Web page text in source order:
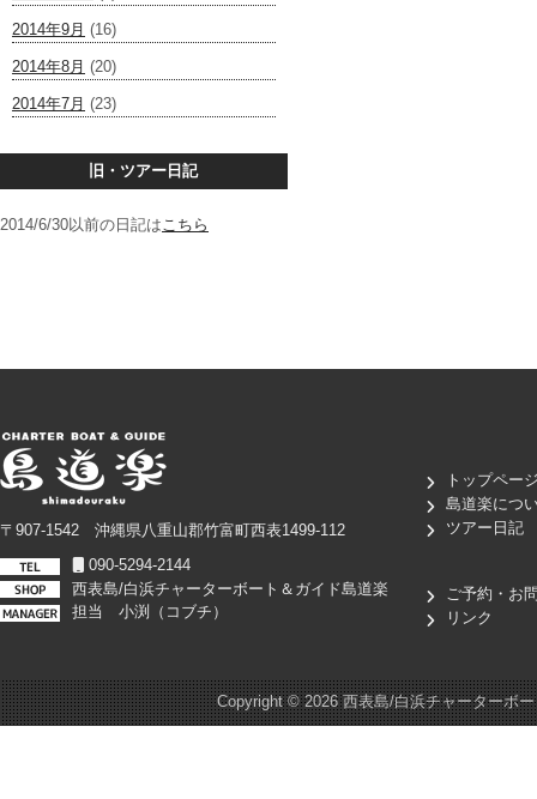
2014年9月 (16)
2014年8月 (20)
2014年7月 (23)
旧・ツアー日記
2014/6/30以前の日記はこちら
〒907-1542 沖縄県八重山郡竹富町西表1499-112
090-5294-2144
西表島/白浜チャーターボート＆ガイド島道楽
担当 小渕（コブチ）
トップペー
島道楽につ
ツアー日記
ご予約・お
リンク
Copyright ©2026 西表島/白浜チャーターボ